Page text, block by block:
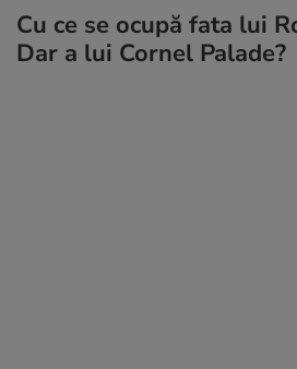
Cu ce se ocupă fata lui
Dar a lui Cornel Palade?